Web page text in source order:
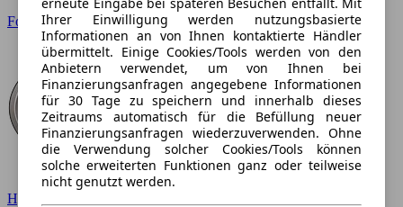
Ford
Hyundai
Ihrer Einwilligung werden nutzungsbasierte
Informationen an von Ihnen kontaktierte Händler
übermittelt. Einige Cookies/Tools werden von den
Anbietern verwendet, um von Ihnen bei
Finanzierungsanfragen angegebene Informationen
für 30 Tage zu speichern und innerhalb dieses
Zeitraums automatisch für die Befüllung neuer
Finanzierungsanfragen wiederzuverwenden. Ohne
die Verwendung solcher Cookies/Tools können
solche erweiterten Funktionen ganz oder teilweise
nicht genutzt werden.